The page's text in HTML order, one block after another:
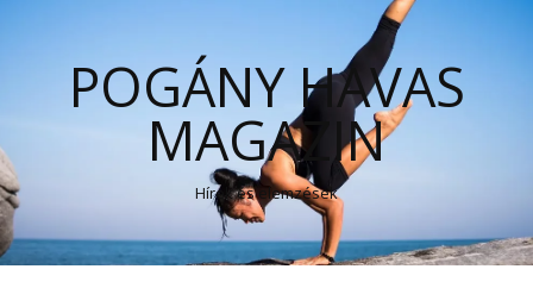
POGÁNY HAVAS
MAGAZIN
Hírek és elemzések